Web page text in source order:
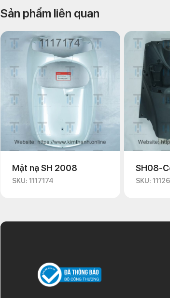
va chạm, mòn, hay bị ăn mòn do thời
Ưu điểm của bợ cổ
Sản phẩm liên quan
Mặt nạ SH 2008
SKU: 1117174
SH08-
SKU: